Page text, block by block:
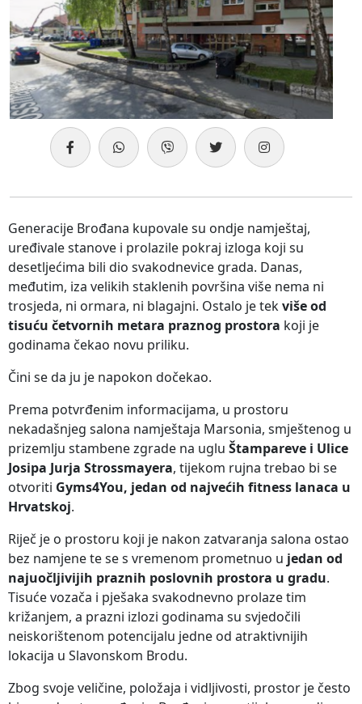
Generacije Brođana kupovale su ondje namještaj,
uređivale stanove i prolazile pokraj izloga koji su
desetljećima bili dio svakodnevice grada. Danas,
međutim, iza velikih staklenih površina više nema ni
trosjeda, ni ormara, ni blagajni. Ostalo je tekviše od
tisuću četvornih metara praznog prostora koji je
godinama čekao novu priliku.
Čini se da ju je napokon dočekao.
Prema potvrđenim informacijama, u prostoru
nekadašnjeg salona namještaja Marsonia, smještenog u
prizemlju stambene zgrade na uglu Štampareve i Ulice
Josipa Jurja Strossmayera, tijekom rujna trebao bi se
otvoriti Gyms4You, jedan od najvećih fitness lanaca u
Hrvatskoj.
Riječ je o prostoru koji je nakon zatvaranja salona ostao
bez namjene te se s vremenom prometnuo u jedan od
najuočljivijih praznih poslovnih prostora u gradu.
Tisuće vozača i pješaka svakodnevno prolaze tim
križanjem, a prazni izlozi godinama su svjedočili
neiskorištenom potencijalu jedne od atraktivnijih
lokacija u Slavonskom Brodu.
Zbog svoje veličine, položaja i vidljivosti, prostor je često